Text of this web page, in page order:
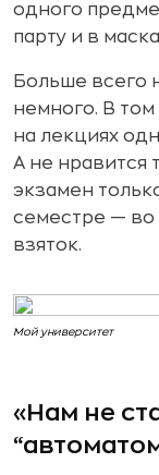
одного
парту и в
Больше всего
немного. В
на лекциях
А не нравится
экзамен
семестре — во
взяток.
Мой университет
«Нам не